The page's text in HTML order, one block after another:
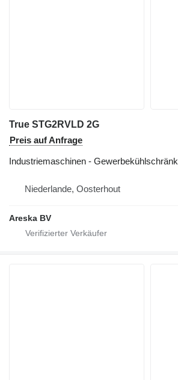
True STG2RVLD 2G
Preis auf Anfrage
Industriemaschinen - Gewerbekühlschränk
Niederlande, Oosterhout
Areska BV